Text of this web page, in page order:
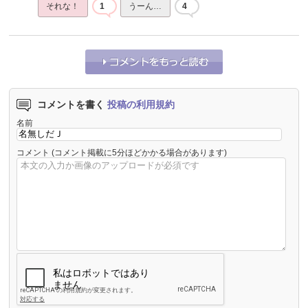
それな！ 1 うーん… 4
コメントを書く 投稿の利用規約
名前
コメント (コメント掲載に5分ほどかかる場合があります)